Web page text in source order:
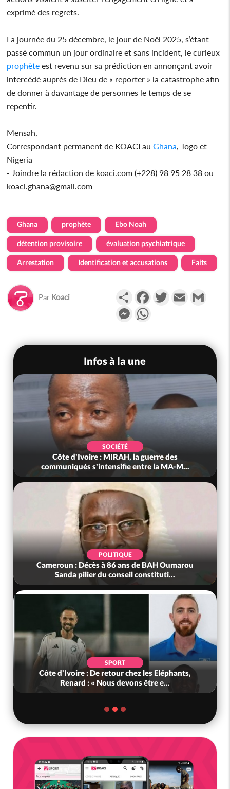
exprimé des regrets.
La journée du 25 décembre, le jour de Noël 2025, s’étant
passé commun un jour ordinaire et sans incident, le curieux
prophète est revenu sur sa prédiction en annonçant avoir
intercédé auprès de Dieu de « reporter » la catastrophe afin
de donner à davantage de personnes le temps de se
repentir.
Mensah,
Correspondant permanent de KOACI auGhana , Togo et
Nigeria
- Joindre la rédaction de koaci.com (+228) 98 95 28 38 ou
koaci.ghana@gmail.com –
Ghana prophète Ebo Noah
détention provisoire évaluation psychiatrique
Arrestation Identification et accusations Faits
Par Koaci PartagerFacebookTwitterEmail
Messenger
Infos à la une
SOCIÉTÉ
Côte d'Ivoire : MIRAH, la guerre des
communiqués s'intensifie entre la MA-M...
POLITIQUE
Cameroun : Décès à 86 ans de BAH Oumarou
Sanda pilier du conseil constituti...
SPORT
Côte d'Ivoire : De retour chez les Eléphants,
Renard : « Nous devons être e...